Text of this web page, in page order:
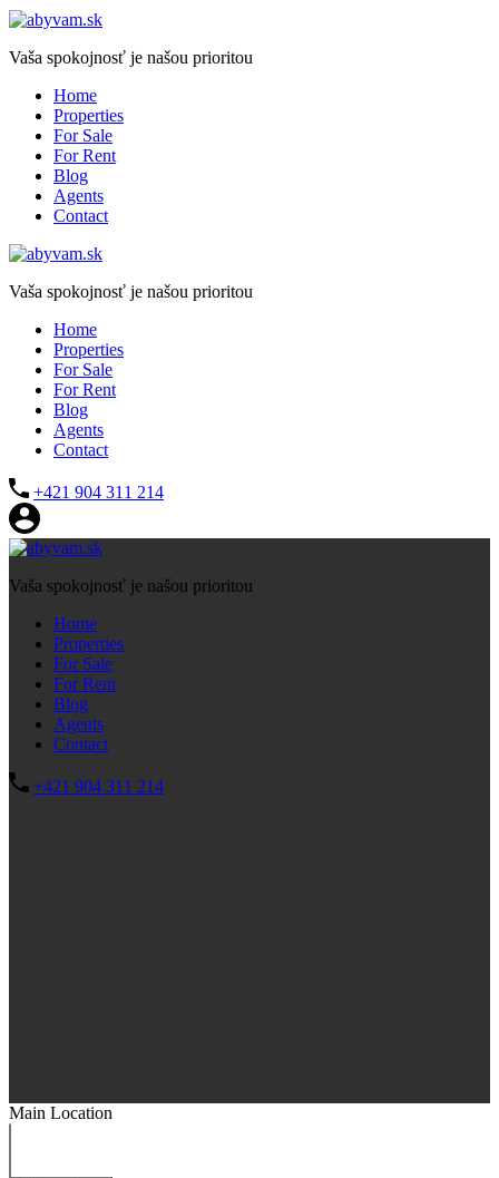
Vaša spokojnosť je našou prioritou
Home
Properties
For Sale
For Rent
Blog
Agents
Contact
Vaša spokojnosť je našou prioritou
Home
Properties
For Sale
For Rent
Blog
Agents
Contact
+421 904 311 214
Vaša spokojnosť je našou prioritou
Home
Properties
For Sale
For Rent
Blog
Agents
Contact
+421 904 311 214
Main Location